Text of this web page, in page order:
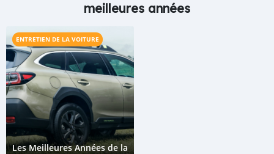
meilleures années
ENTRETIEN DE LA VOITURE
Les Meilleures Années de la